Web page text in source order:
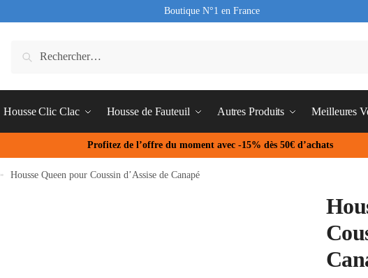
Boutique N°1 en France
Housse Clic Clac Housse de Fauteuil Autres Produits Meilleures
Profitez de l’offre du moment avec -15% dès 50€ d’achats
» Housse Queen pour Coussin d’Assise de Canapé